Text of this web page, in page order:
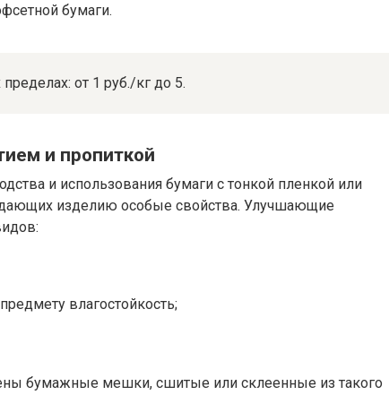
бумаги.
от 1 руб./кг до 5.
и пропиткой
и использования бумаги с тонкой пленкой или
изделию особые свойства. Улучшающие
влагостойкость;
бумажные мешки, сшитые или склеенные из такого